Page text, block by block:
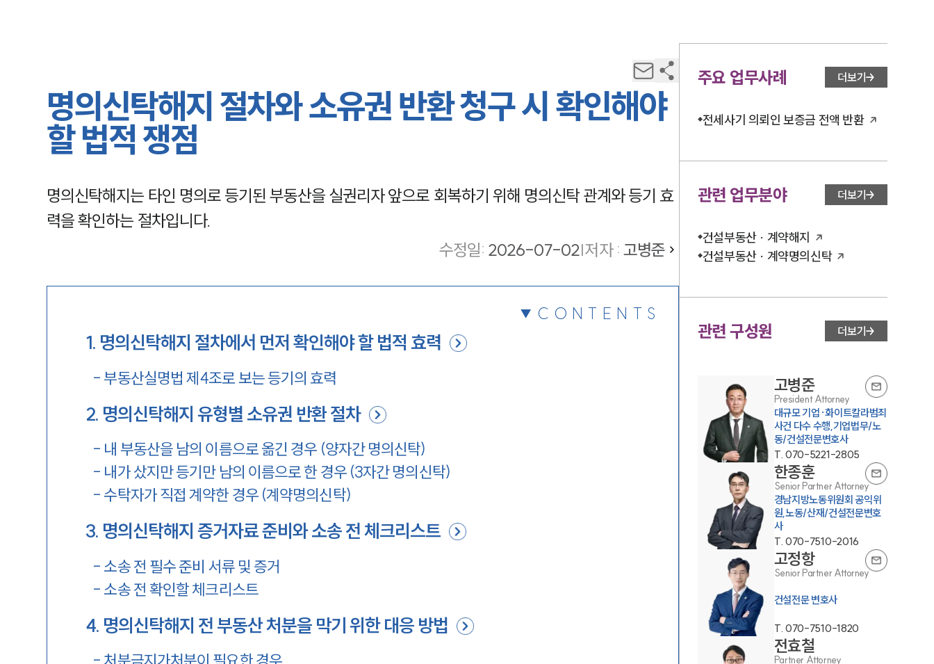
명의신탁해지 절차와 소유권 반환 청구 시 확인해야
할 법적 쟁점
명의신탁해지는 타인 명의로 등기된 부동산을 실권리자 앞으로 회복하기 위해 명의신탁 관계와 등기 효
력을 확인하는 절차입니다.
수정일: 2026-07-02|저자 : 고병준
CONTENTS
1. 명의신탁해지 절차에서 먼저 확인해야 할 법적 효력
- 부동산실명법 제4조로 보는 등기의 효력
2. 명의신탁해지 유형별 소유권 반환 절차
- 내 부동산을 남의 이름으로 옮긴 경우 (양자간 명의신탁)
- 내가 샀지만 등기만 남의 이름으로 한 경우 (3자간 명의신탁)
- 수탁자가 직접 계약한 경우 (계약명의신탁)
3. 명의신탁해지 증거자료 준비와 소송 전 체크리스트
- 소송 전 필수 준비 서류 및 증거
- 소송 전 확인할 체크리스트
4. 명의신탁해지 전 부동산 처분을 막기 위한 대응 방법
주요 업무사례 더보기
전세사기 의뢰인 보증금 전액 반환
관련 업무분야 더보기
건설부동산 · 계약해지
건설부동산 · 계약명의신탁
관련 구성원 더보기
고병준
President Attorney
대규모 기업·화이트칼라범죄
사건 다수 수행,기업법무/노
동/건설전문변호사
T. 070-5221-2805
한종훈
Senior Partner Attorney
경남지방노동위원회 공익위
원,노동/산재/건설전문변호
사
T. 070-7510-2016
고정항
Senior Partner Attorney
건설전문 변호사
T. 070-7510-1820
전효철
Partner Attorney